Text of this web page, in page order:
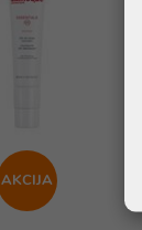
AKCIJA